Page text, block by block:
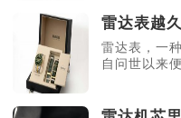
雷达表越
雷达表，一
自问世以来